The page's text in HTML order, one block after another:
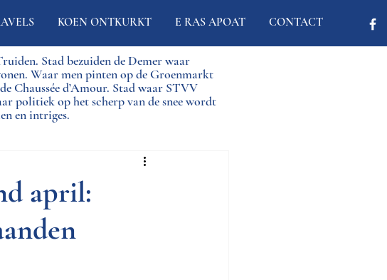
KOEN ONTKURKT E RAS APOAT CONTACT
Stad bezuiden de Demer waar
Waar men pinten op de Groenmarkt
Chaussée d’Amour. Stad waar STVV
politiek op het scherp van de snee wordt
en intriges.
april: